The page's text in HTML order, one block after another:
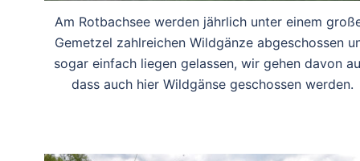
Am Rotbachsee werden jährlich unter einem
Gemetzel zahlreichen Wildgänze abgeschossen
sogar einfach liegen gelassen, wir gehen davon
dass auch hier Wildgänse geschossen werden.